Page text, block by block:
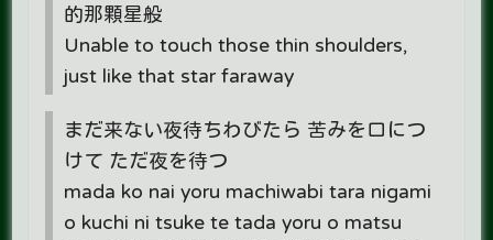
的那顆星般
Unable to touch those thin shoulders,
just like that star faraway
まだ来ない夜待ちわびたら 苦みを口につ
けて ただ夜を待つ
mada ko nai yoru machiwabi tara nigami
o kuchi ni tsuke te tada yoru o matsu